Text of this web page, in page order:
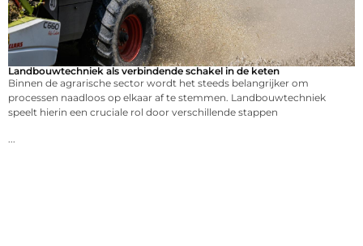
Landbouwtechniek als verbindende schakel in de keten
Binnen de agrarische sector wordt het steeds belangrijker om
processen naadloos op elkaar af te stemmen. Landbouwtechniek
speelt hierin een cruciale rol door verschillende stappen